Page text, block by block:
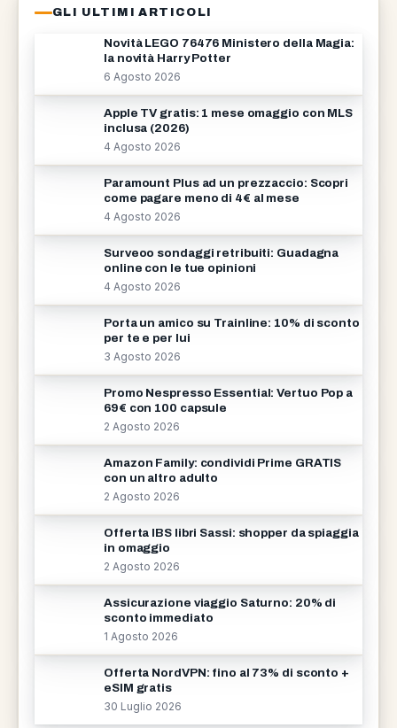
GLI ULTIMI ARTICOLI
Novità LEGO 76476 Ministero della Magia:
la novità Harry Potter
6 Agosto 2026
Apple TV gratis: 1 mese omaggio con MLS
inclusa (2026)
4 Agosto 2026
Paramount Plus ad un prezzaccio: Scopri
come pagare meno di 4€ al mese
4 Agosto 2026
Surveoo sondaggi retribuiti: Guadagna
online con le tue opinioni
4 Agosto 2026
Porta un amico su Trainline: 10% di sconto
per te e per lui
3 Agosto 2026
Promo Nespresso Essential: Vertuo Pop a
69€ con 100 capsule
2 Agosto 2026
Amazon Family: condividi Prime GRATIS
con un altro adulto
2 Agosto 2026
Offerta IBS libri Sassi: shopper da spiaggia
in omaggio
2 Agosto 2026
Assicurazione viaggio Saturno: 20% di
sconto immediato
1 Agosto 2026
Offerta NordVPN: fino al 73% di sconto +
eSIM gratis
30 Luglio 2026